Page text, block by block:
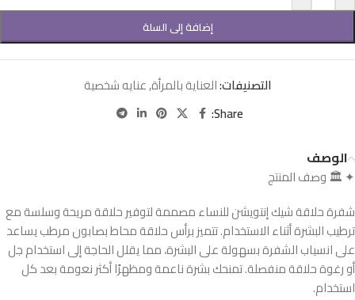
إضافة إلى السلة
التصنيفات:العناية بالمرأة,عنايه شخصية
Share:
الوصف
✦ 🏛️ وصف المنتج
شفرة حلاقة شيك إنتويشن للنساء مصممة لتوفير حلاقة مريحة وسلسة مع
ترطيب البشرة أثناء الاستخدام. تتميز برأس حلاقة محاط بصابون مرطب يساعد
على انسياب الشفرة بسهولة على البشرة، مما يقلل الحاجة إلى استخدام جل
أو رغوة حلاقة منفصلة. تمنحك بشرة ناعمة ومظهرًا أكثر نعومة بعد كل
استخدام.